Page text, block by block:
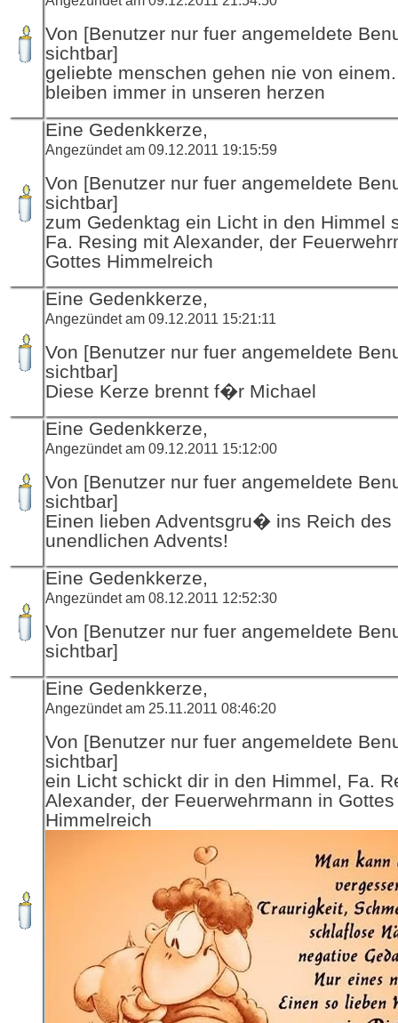
Von [Benutzer nur fuer angemeldete
sichtbar]
geliebte menschen gehen nie von
bleiben immer in unseren herzen
Eine Gedenkkerze,
Angezündet am 09.12.2011 19:15:59
Von [Benutzer nur fuer angemeldete
sichtbar]
zum Gedenktag ein Licht in den Himmel
Fa. Resing mit Alexander, der
Gottes Himmelreich
Eine Gedenkkerze,
Angezündet am 09.12.2011 15:21:11
Von [Benutzer nur fuer angemeldete
sichtbar]
Diese Kerze brennt f�r Michael
Eine Gedenkkerze,
Angezündet am 09.12.2011 15:12:00
Von [Benutzer nur fuer angemeldete
sichtbar]
Einen lieben Adventsgru� ins Reich des
unendlichen Advents!
Eine Gedenkkerze,
Angezündet am 08.12.2011 12:52:30
Von [Benutzer nur fuer angemeldete
sichtbar]
Eine Gedenkkerze,
Angezündet am 25.11.2011 08:46:20
Von [Benutzer nur fuer angemeldete
sichtbar]
ein Licht schickt dir in den Himmel, Fa.
Alexander, der Feuerwehrmann in Gottes
Himmelreich